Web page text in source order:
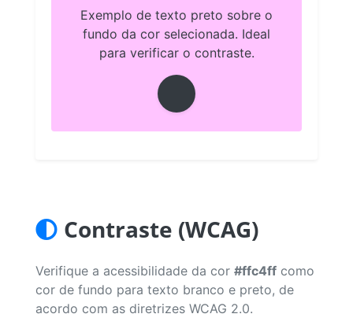
Exemplo de texto preto sobre o
fundo da cor selecionada. Ideal
para verificar o contraste.
Contraste (WCAG)
Verifique a acessibilidade da cor #ffc4ff como
cor de fundo para texto branco e preto, de
acordo com as diretrizes WCAG 2.0.